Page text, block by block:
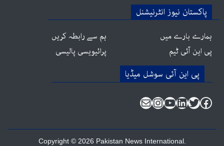
پاکستان نیوز انٹرنیشنل
ہمارے بارے میں
پی این آئی ٹیم
ہم سے رابطہ کریں
پرائیویسی پالیسی
Facebook
Twitter
LinkedIn
YouTube
Instagram
Mail
Copyright © 2026 Pakistan News International.